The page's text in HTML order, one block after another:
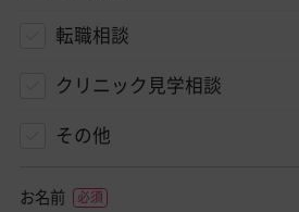
転職相談
クリニック見学相談
その他
お名前